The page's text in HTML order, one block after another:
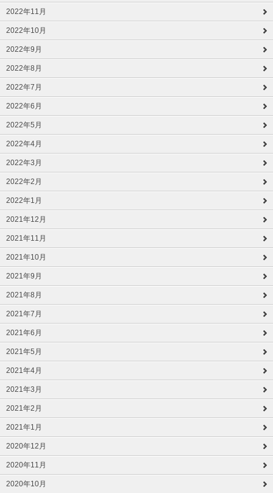
2022年11月
2022年10月
2022年9月
2022年8月
2022年7月
2022年6月
2022年5月
2022年4月
2022年3月
2022年2月
2022年1月
2021年12月
2021年11月
2021年10月
2021年9月
2021年8月
2021年7月
2021年6月
2021年5月
2021年4月
2021年3月
2021年2月
2021年1月
2020年12月
2020年11月
2020年10月